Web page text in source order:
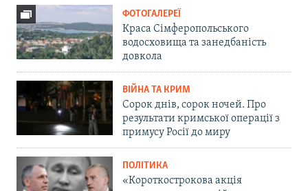
ФОТОГАЛЕРЕЇ
Краса Сімферопольського
водосховища та занедбаність
довкола
ВІЙНА ТА КРИМ
Сорок днів, сорок ночей. Про
результати кримської операції з
примусу Росії до миру
ПОЛІТИКА
«Короткострокова акція